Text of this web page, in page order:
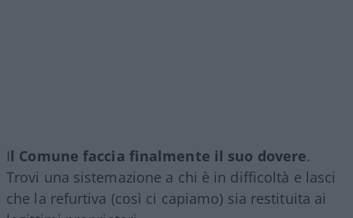
Il Comune faccia finalmente il suo dovere.
Trovi una sistemazione a chi è in difficoltà e lasci
che la refurtiva (così ci capiamo) sia restituita ai